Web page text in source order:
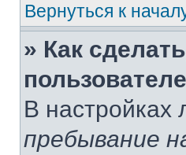
Вернуться к
» Как
В
пребывание